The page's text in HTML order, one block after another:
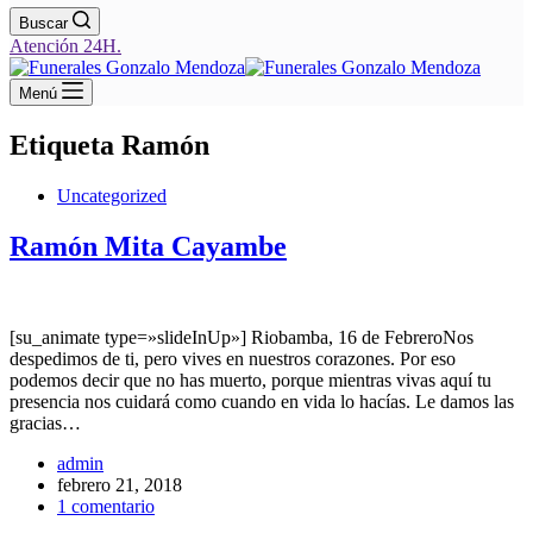
Buscar
Atención 24H.
Menú
Etiqueta Ramón
Uncategorized
Ramón Mita Cayambe
[su_animate type=»slideInUp»] Riobamba, 16 de FebreroNos
despedimos de ti, pero vives en nuestros corazones. Por eso
podemos decir que no has muerto, porque mientras vivas aquí tu
presencia nos cuidará como cuando en vida lo hacías. Le damos las
gracias…
admin
febrero 21, 2018
1 comentario